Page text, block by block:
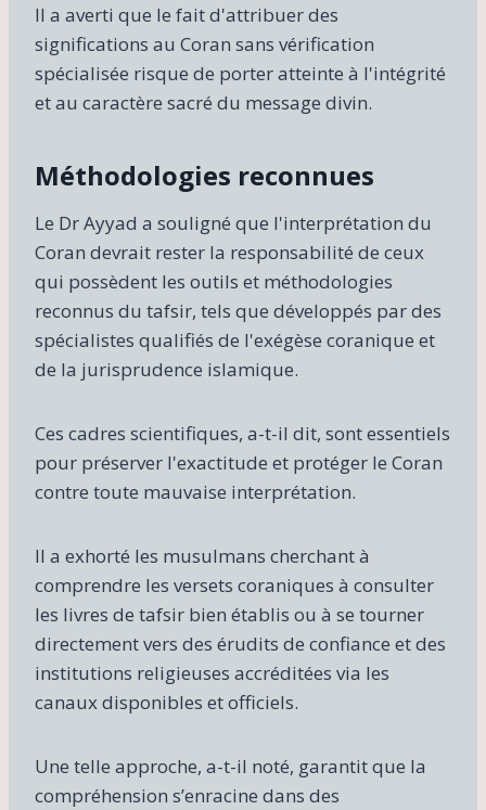
Il a averti que le fait d'attribuer des
significations au Coran sans vérification
spécialisée risque de porter atteinte à l'intégrité
et au caractère sacré du message divin.
Méthodologies reconnues
Le Dr Ayyad a souligné que l'interprétation du
Coran devrait rester la responsabilité de ceux
qui possèdent les outils et méthodologies
reconnus du tafsir, tels que développés par des
spécialistes qualifiés de l'exégèse coranique et
de la jurisprudence islamique.
Ces cadres scientifiques, a-t-il dit, sont essentiels
pour préserver l'exactitude et protéger le Coran
contre toute mauvaise interprétation.
Il a exhorté les musulmans cherchant à
comprendre les versets coraniques à consulter
les livres de tafsir bien établis ou à se tourner
directement vers des érudits de confiance et des
institutions religieuses accréditées via les
canaux disponibles et officiels.
Une telle approche, a-t-il noté, garantit que la
compréhension s’enracine dans des